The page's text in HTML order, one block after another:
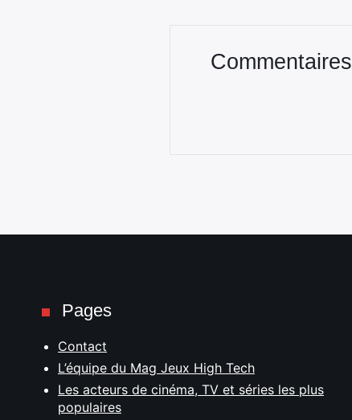
Commentaires
Pages
Contact
L’équipe du Mag Jeux High Tech
Les acteurs de cinéma, TV et séries les plus
populaires